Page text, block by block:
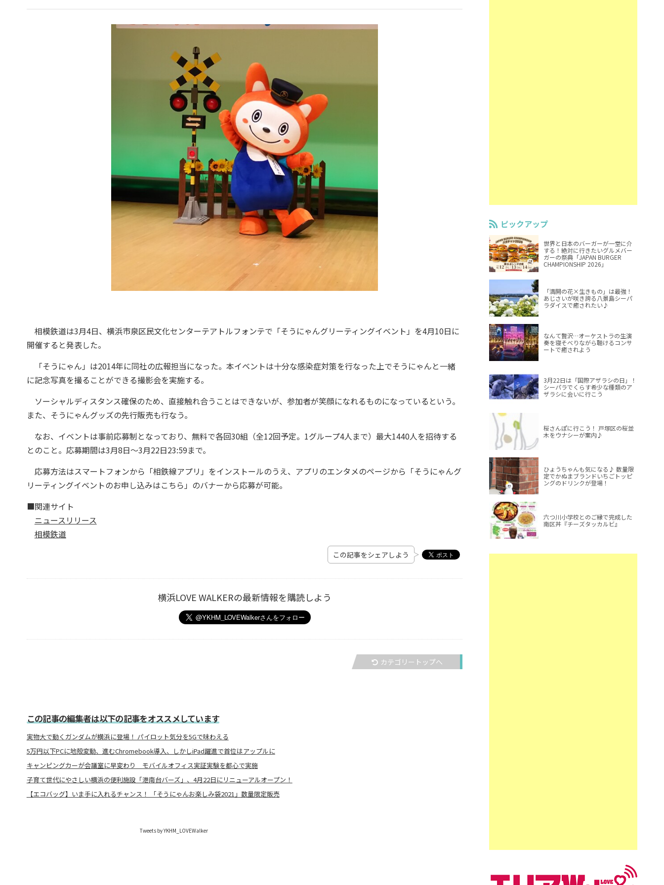
相模鉄道は3月4日、横浜市泉区民文化センターテアトルフォンテで「そうにゃんグリーティングイベント」を4月10日に
開催すると発表した。
「そうにゃん」は2014年に同社の広報担当になった。本イベントは十分な感染症対策を行なった上でそうにゃんと一緒
に記念写真を撮ることができる撮影会を実施する。
ソーシャルディスタンス確保のため、直接触れ合うことはできないが、参加者が笑顔になれるものになっているという。
また、そうにゃんグッズの先行販売も行なう。
なお、イベントは事前応募制となっており、無料で各回30組（全12回予定。1グループ4人まで）最大1440人を招待する
とのこと。応募期間は3月8日～3月22日23:59まで。
応募方法はスマートフォンから「相鉄線アプリ」をインストールのうえ、アプリのエンタメのページから「そうにゃんグ
リーティングイベントのお申し込みはこちら」のバナーから応募が可能。
■関連サイト
ニュースリリース
相模鉄道
この記事をシェアしよう
横浜LOVE WALKERの最新情報を購読しよう
カテゴリートップへ
この記事の編集者は以下の記事をオススメしています
実物大で動くガンダムが横浜に登場！ パイロット気分を5Gで味わえる
5万円以下PCに地殻変動、進むChromebook導入、しかしiPad躍進で首位はアップルに
キャンピングカーが会議室に早変わり モバイルオフィス実証実験を都心で実施
子育て世代にやさしい横浜の便利施設「港南台バーズ」、4月22日にリニューアルオープン！
【エコバッグ】いま手に入れるチャンス！ 「そうにゃんお楽しみ袋2021」数量限定販売
Tweets by YKHM_LOVEWalker
ピックアップ
世界と日本のバーガーが一堂に介
する！絶対に行きたいグルメバー
ガーの祭典「JAPAN BURGER
CHAMPIONSHIP 2026」
「満開の花×生きもの」は最強！
あじさいが咲き誇る八景島シーパ
ラダイスで癒されたい♪
なんて贅沢…オーケストラの生演
奏を寝そべりながら聴けるコンサ
ートで癒されよう
3月22日は「国際アザラシの日」！
シーパラでくらす希少な種類のア
ザラシに会いに行こう
桜さんぽに行こう！ 戸塚区の桜並
木をウナシーが案内♪
ひょうちゃんも気になる♪ 数量限
定でかぬまブランドいちごトッピ
ングのドリンクが登場！
六つ川小学校とのご縁で完成した
南区丼『チーズタッカルビ』